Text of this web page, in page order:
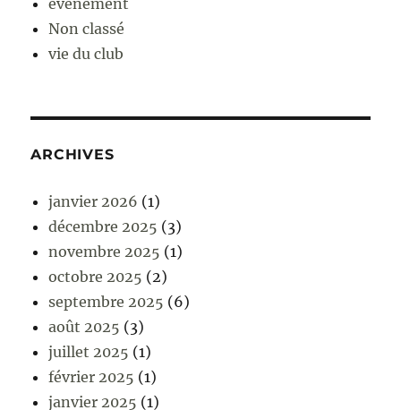
événement
Non classé
vie du club
ARCHIVES
janvier 2026 (1)
décembre 2025 (3)
novembre 2025 (1)
octobre 2025 (2)
septembre 2025 (6)
août 2025 (3)
juillet 2025 (1)
février 2025 (1)
janvier 2025 (1)